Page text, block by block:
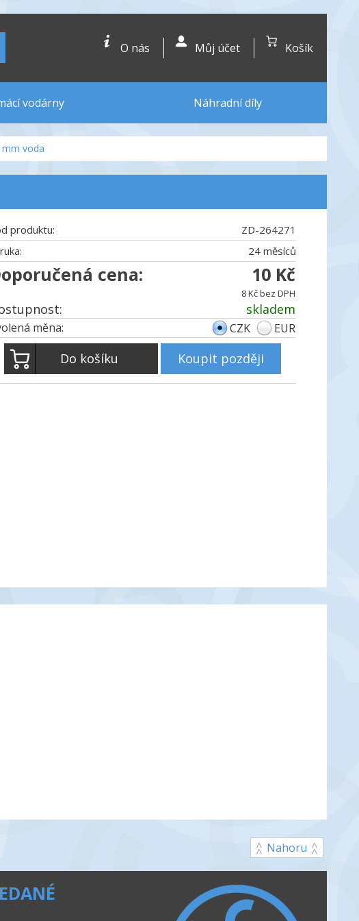
Košík
Můj účet
O nás
vodárny Náhradní díly
voda
produktu:
ZD-264271
24 měsíců
cena: 10 Kč
8 Kč bez DPH
skladem
měna: CZK EUR
Do košíku Koupit později
Nahoru